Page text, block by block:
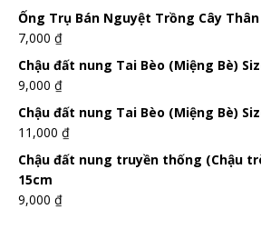
Ống Trụ Bán Nguyệt Trồng Cây Thân
7,000 ₫
Chậu đất nung Tai Bèo (Miệng Bè)
9,000 ₫
Chậu đất nung Tai Bèo (Miệng Bè)
11,000 ₫
Chậu đất nung truyền thống (Chậu
15cm
9,000 ₫